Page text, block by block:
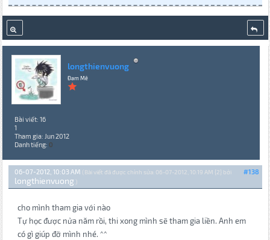
longthienvuong
Đam Mê
Bài viết: 16
1
Tham gia: Jun 2012
Danh tiếng: 0
#138
06-07-2012, 10:03 AM (Bài viết đã được chỉnh sửa: 06-07-2012, 10:19 AM {2} bởi
longthienvuong.)
cho mình tham gia với nào
Tự học được nửa năm rồi, thi xong mình sẽ tham gia liền. Anh em
có gì giúp đỡ mình nhé. ^^